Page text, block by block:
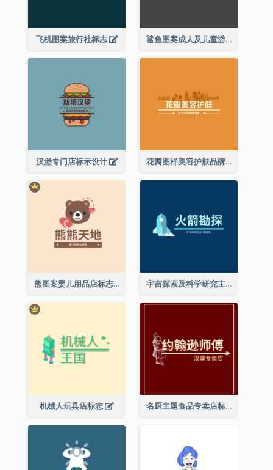
飞机图案旅行社标志 鲨鱼图案成人及儿童游泳课程标志设计
汉堡专门店标示设计 花瓣图样美容护肤品牌标志
熊图案婴儿用品店标志 宇宙探索及科学研究主题标志设计
机械人玩具店标志 名厨主题食品专卖店标志